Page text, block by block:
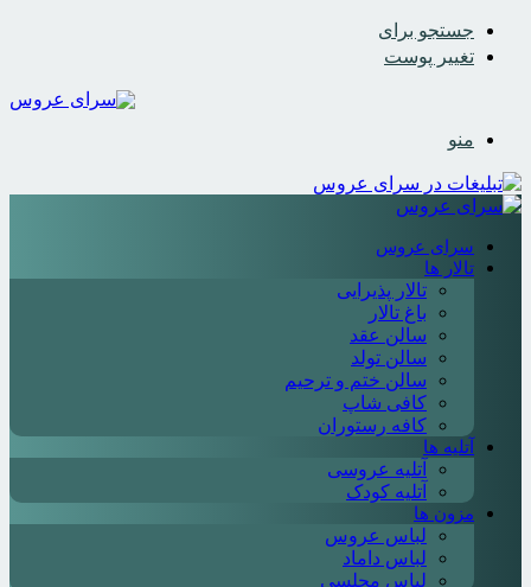
جستجو برای
تغییر پوست
منو
سرای عروس
تالار ها
تالار پذیرایی
باغ تالار
سالن عقد
سالن تولد
سالن ختم و ترحیم
کافی شاپ
کافه رستوران
آتلیه ها
آتلیه عروسی
آتلیه کودک
مزون ها
لباس عروس
لباس داماد
لباس مجلسی